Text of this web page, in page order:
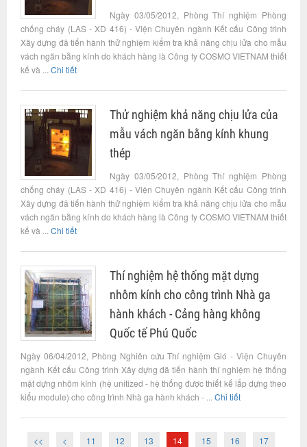
Ngày 03/05/2012, Phòng Thí nghiệm Phòng
chống cháy (LAS - XD 416) - Viện Chuyên ngành Kết cấu Công trình
Xây dựng đã tiến hành thử nghiệm kiểm tra khả năng chịu lửa cho mẫu
vách ngăn bằng kính do khách hàng là Công ty COSMO VIETNAM thiết
kế và ... Chi tiết
Thử nghiệm khả năng chịu lửa của
mẫu vách ngăn bằng kính khung
thép
Ngày 03/05/2012, Phòng Thí nghiệm Phòng
chống cháy (LAS - XD 416) - Viện Chuyên ngành Kết cấu Công trình
Xây dựng đã tiến hành thử nghiệm kiểm tra khả năng chịu lửa cho mẫu
vách ngăn bằng kính do khách hàng là Công ty COSMO VIETNAM thiết
kế và ... Chi tiết
Thí nghiệm hệ thống mặt dựng
nhôm kính cho công trình Nhà ga
hành khách - Cảng hàng không
Quốc tế Phú Quốc
Ngày 06/04/2012, Phòng Nghiên cứu Thí nghiệm Gió - Viện Chuyên
ngành Kết cấu Công trình Xây dựng đã tiến hành thí nghiệm hệ thống
mặt dựng nhôm kính (hệ unitized - hệ thống được thiết kế lắp dựng theo
kiểu module) cho công trình Nhà ga hành khách - ... Chi tiết
<< < 11 12 13 14 15 16
17